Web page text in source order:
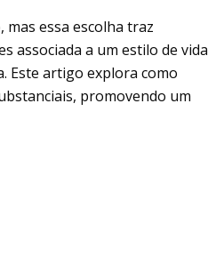
essa escolha traz
associada a um estilo de vida
Este artigo explora como
promovendo um